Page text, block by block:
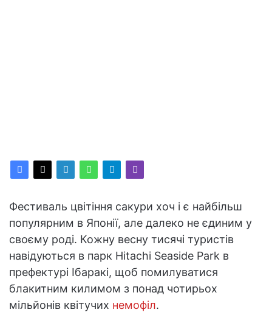
Фестиваль цвітіння сакури хоч і є найбільш
популярним в Японії, але далеко не єдиним у
своєму роді. Кожну весну тисячі туристів
навідуються в парк Hitachi Seaside Park в
префектурі Ібаракі, щоб помилуватися
блакитним килимом з понад чотирьох
мільйонів квітучих немофіл.